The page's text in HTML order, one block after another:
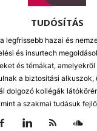
TUDÓSÍTÁS
legfrissebb hazai és
és insurtech
és témákat,
a biztosítási alkuszok,
dolgozó kollégák
a szakmai tudásuk